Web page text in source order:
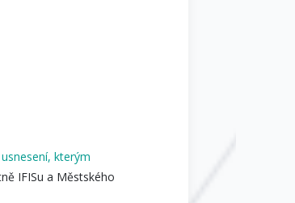
kterým
IFISu a Městského